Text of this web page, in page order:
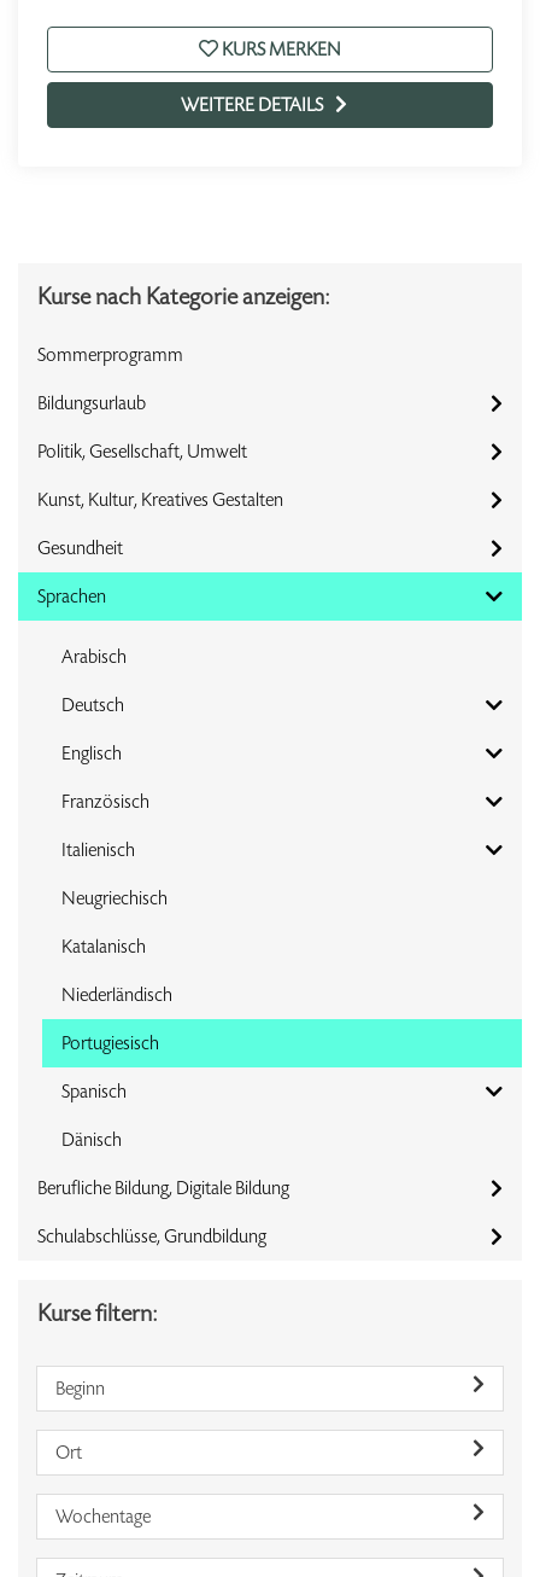
KURS MERKEN
WEITERE DETAILS
Kurse nach Kategorie anzeigen:
Sommerprogramm
Bildungsurlaub
Politik, Gesellschaft, Umwelt
Kunst, Kultur, Kreatives Gestalten
Gesundheit
Sprachen
Arabisch
Deutsch
Englisch
Französisch
Italienisch
Neugriechisch
Katalanisch
Niederländisch
Portugiesisch
Spanisch
Dänisch
Berufliche Bildung, Digitale Bildung
Schulabschlüsse, Grundbildung
Kurse filtern:
Beginn
Ort
Wochentage